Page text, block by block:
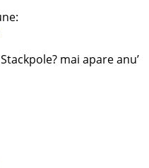
mai apare anu’